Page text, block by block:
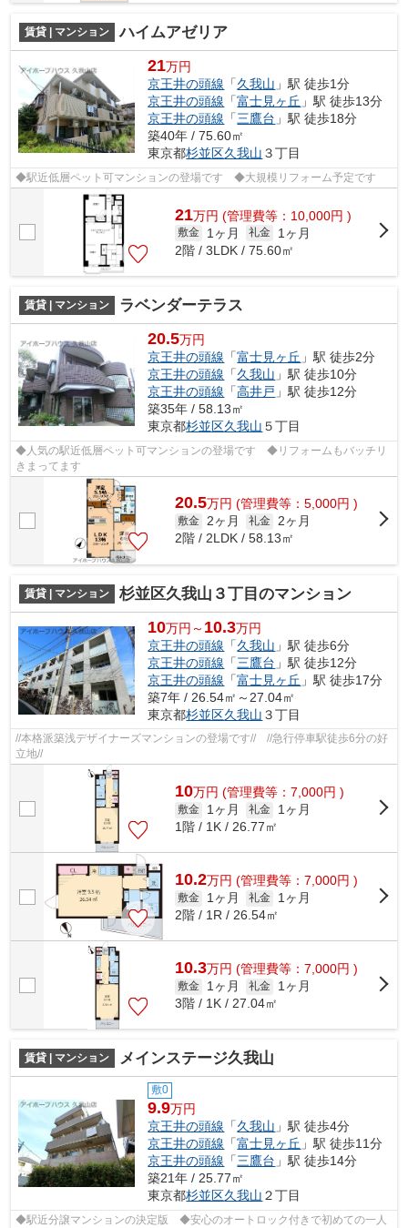
賃貸 | マンション ハイムアゼリア
21万円
京王井の頭線 「久我山 」駅 徒歩1分
京王井の頭線 「富士見ヶ丘 」駅 徒歩13分
京王井の頭線 「三鷹台 」駅 徒歩18分
築40年 / 75.60㎡
東京都杉並区久我山 ３丁目
◆駅近低層ペット可マンションの登場です ◆大規模リフォーム予定です
21万円 (管理費等：10,000円 )
敷金 1ヶ月 礼金
1ヶ月
2階 / 3LDK / 75.60㎡
賃貸 | マンション ラベンダーテラス
20.5万円
京王井の頭線 「富士見ヶ丘 」駅 徒歩2分
京王井の頭線 「久我山 」駅 徒歩10分
京王井の頭線 「高井戸 」駅 徒歩12分
築35年 / 58.13㎡
東京都杉並区久我山 ５丁目
◆人気の駅近低層ペット可マンションの登場です ◆リフォームもバッチリ
きまってます
20.5万円 (管理費等：5,000円 )
敷金 2ヶ月 礼金 2ヶ月
2階 / 2LDK / 58.13㎡
賃貸 | マンション 杉並区久我山３丁目のマンション
10万円～ 10.3万円
京王井の頭線 「久我山 」駅 徒歩6分
京王井の頭線 「三鷹台 」駅 徒歩12分
京王井の頭線 「富士見ヶ丘 」駅 徒歩17分
築7年 / 26.54㎡～27.04㎡
東京都杉並区久我山 ３丁目
//本格派築浅デザイナーズマンションの登場です// //急行停車駅徒歩6分の好
立地//
10万円 (管理費等：7,000円 )
敷金 1ヶ月 礼金
1ヶ月
1階 / 1K / 26.77㎡
10.2万円 (管理費等：7,000円 )
敷金 1ヶ月 礼金
1ヶ月
2階 / 1R / 26.54㎡
10.3万円 (管理費等：7,000円 )
敷金 1ヶ月 礼金
1ヶ月
3階 / 1K / 27.04㎡
賃貸 | マンション メインステージ久我山
敷0
9.9万円
京王井の頭線 「久我山 」駅 徒歩4分
京王井の頭線 「富士見ヶ丘 」駅 徒歩11分
京王井の頭線 「三鷹台 」駅 徒歩14分
築21年 / 25.77㎡
東京都杉並区久我山 ２丁目
◆駅近分譲マンションの決定版 ◆安心のオートロック付きで初めての一人